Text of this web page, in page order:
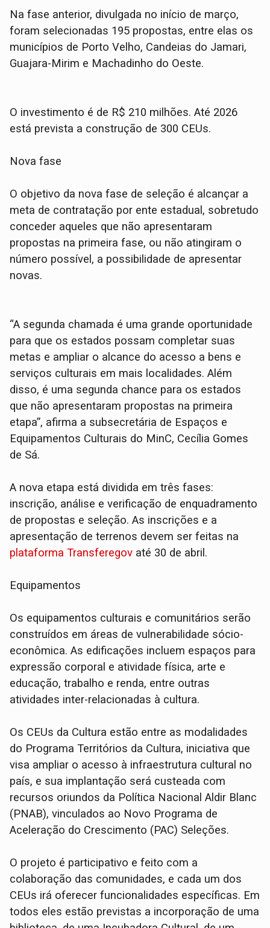
Na fase anterior, divulgada no início de março,
foram selecionadas 195 propostas, entre elas os
municípios de Porto Velho, Candeias do Jamari,
Guajara-Mirim e Machadinho do Oeste.
O investimento é de R$ 210 milhões. Até 2026
está prevista a construção de 300 CEUs.
Nova fase
O objetivo da nova fase de seleção é alcançar a
meta de contratação por ente estadual, sobretudo
conceder aqueles que não apresentaram
propostas na primeira fase, ou não atingiram o
número possível, a possibilidade de apresentar
novas.
“A segunda chamada é uma grande oportunidade
para que os estados possam completar suas
metas e ampliar o alcance do acesso a bens e
serviços culturais em mais localidades. Além
disso, é uma segunda chance para os estados
que não apresentaram propostas na primeira
etapa”, afirma a subsecretária de Espaços e
Equipamentos Culturais do MinC, Cecília Gomes
de Sá.
A nova etapa está dividida em três fases:
inscrição, análise e verificação de enquadramento
de propostas e seleção. As inscrições e a
apresentação de terrenos devem ser feitas na
plataforma Transferegov até 30 de abril.
Equipamentos
Os equipamentos culturais e comunitários serão
construídos em áreas de vulnerabilidade sócio-
econômica. As edificações incluem espaços para
expressão corporal e atividade física, arte e
educação, trabalho e renda, entre outras
atividades inter-relacionadas à cultura.
Os CEUs da Cultura estão entre as modalidades
do Programa Territórios da Cultura, iniciativa que
visa ampliar o acesso à infraestrutura cultural no
país, e sua implantação será custeada com
recursos oriundos da Política Nacional Aldir Blanc
(PNAB), vinculados ao Novo Programa de
Aceleração do Crescimento (PAC) Seleções.
O projeto é participativo e feito com a
colaboração das comunidades, e cada um dos
CEUs irá oferecer funcionalidades específicas. Em
todos eles estão previstas a incorporação de uma